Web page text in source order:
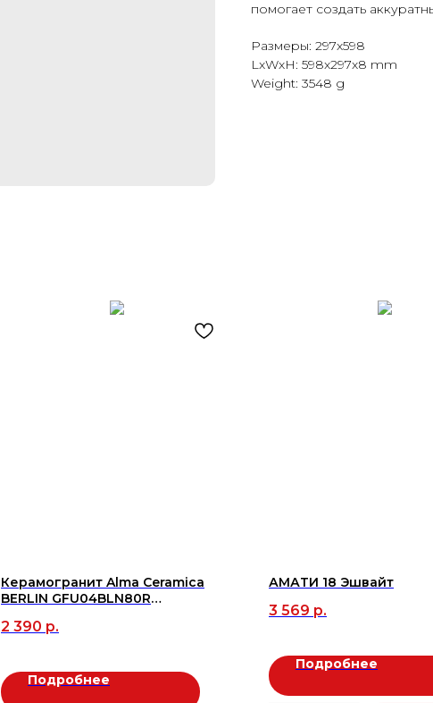
помогает создать
Размеры: 297x598
LxWxH: 598x297x8 mm
Weight: 3548 g
Керамогранит Alma Ceramica
BERLIN GFU04BLN80R
2 390 р.
Подробнее
АМАТИ 18 Эшвайт
3 569 р.
Подробнее